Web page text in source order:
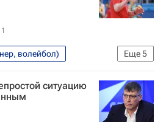
Суперлига (чемпионат России по волейболу среди женщин)
Еще5
волейбол)
Вокруг спорта
(Калининград)
ситуацию